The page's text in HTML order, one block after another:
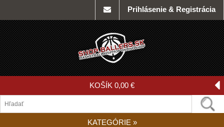
Prihlásenie & Registrácia
KOŠÍK 0,00 €
KATEGÓRIE »